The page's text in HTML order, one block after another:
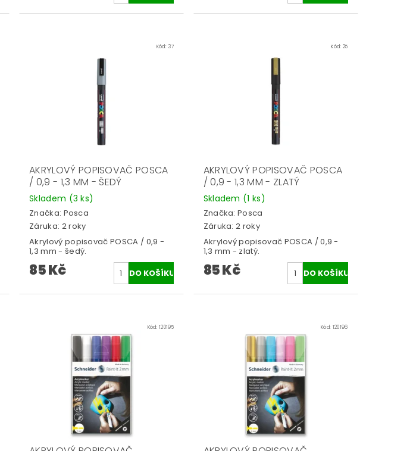
Kód: 37
AKRYLOVÝ POPISOVAČ POSCA
/ 0,9 - 1,3 MM - ŠEDÝ
Skladem (3 ks)
Značka: Posca
Záruka: 2 roky
Akrylový popisovač POSCA / 0,9 -
1,3 mm - šedý.
85 Kč
Kód: 25
AKRYLOVÝ POPISOVAČ POSCA
/ 0,9 - 1,3 MM - ZLATÝ
Skladem (1 ks)
Značka:Posca
Záruka: 2 roky
Akrylový popisovač POSCA / 0,9 -
1,3 mm - zlatý.
85 Kč
Kód:120195 Kód: 120196